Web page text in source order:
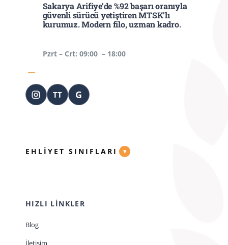
Sakarya Arifiye’de %92 başarı oranıyla
güvenli sürücü yetiştiren MTSK’lı
kurumuz. Modern filo, uzman kadro.
Pzrt – Crt: 09:00 – 18:00
TT G
EHLİYET SINIFLARI
HIZLI LİNKLER
Blog
İletişim